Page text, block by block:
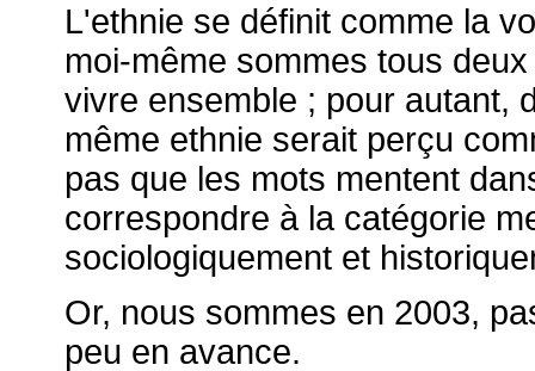
L'ethnie se définit comme la
moi-même sommes tous
vivre ensemble ; pour autant,
même ethnie serait perçu
pas que les mots mentent
correspondre à la catégorie
sociologiquement et
Or, nous sommes en 2003,
peu en avance.